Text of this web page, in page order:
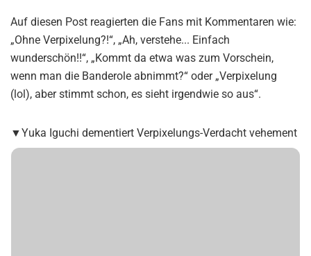
Auf diesen Post reagierten die Fans mit Kommentaren wie:
„Ohne Verpixelung?!“, „Ah, verstehe... Einfach
wunderschön!!“, „Kommt da etwa was zum Vorschein,
wenn man die Banderole abnimmt?“ oder „Verpixelung
(lol), aber stimmt schon, es sieht irgendwie so aus“.
▼Yuka Iguchi dementiert Verpixelungs-Verdacht vehement